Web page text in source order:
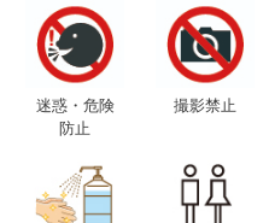
迷惑・危険
防止
撮影禁止